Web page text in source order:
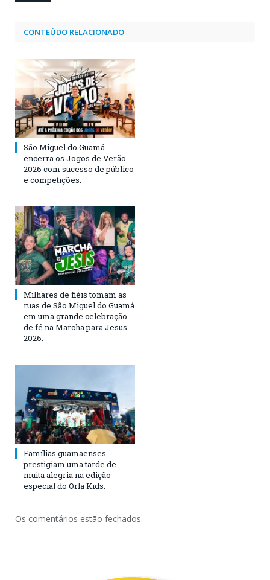
CONTEÚDO RELACIONADO
São Miguel do Guamá
encerra os Jogos de Verão
2026 com sucesso de público
e competições.
Milhares de fiéis tomam as
ruas de São Miguel do Guamá
em uma grande celebração
de fé na Marcha para Jesus
2026.
Famílias guamaenses
prestigiam uma tarde de
muita alegria na edição
especial do Orla Kids.
Os comentários estão fechados.